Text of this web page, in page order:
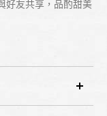
好友共享，品酌甜美